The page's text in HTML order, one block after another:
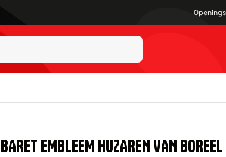
BARET EMBLEEM HUZAREN VAN BOREEL